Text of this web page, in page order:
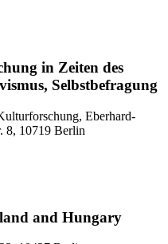
in Zeiten des
Selbstbefragung
Eberhard-
8, 10719 Berlin
and Hungary